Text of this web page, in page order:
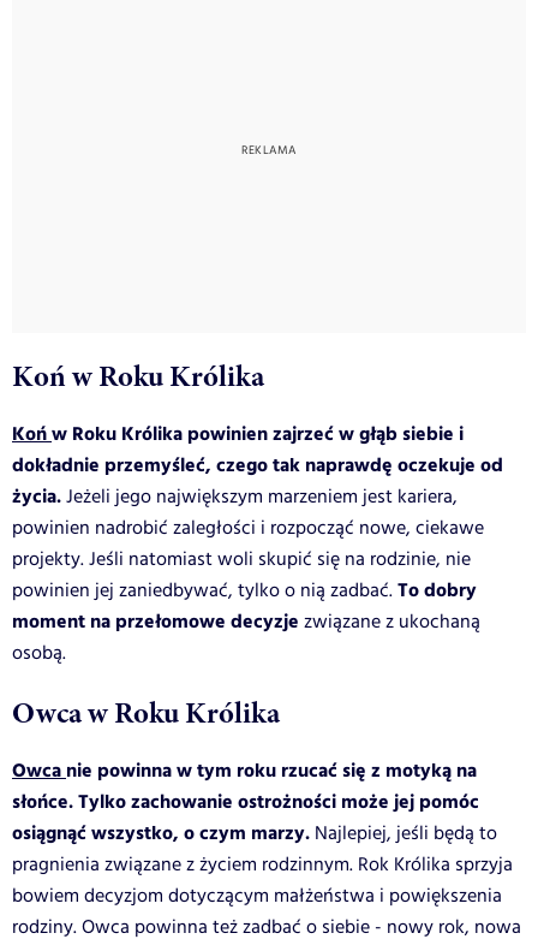
Koń w Roku Królika
Końw Roku Królika powinien zajrzeć w głąb siebie i
dokładnie przemyśleć, czego tak naprawdę oczekuje od
życia.Jeżeli jego największym marzeniem jest kariera,
powinien nadrobić zaległości i rozpocząć nowe, ciekawe
projekty. Jeśli natomiast woli skupić się na rodzinie, nie
powinien jej zaniedbywać, tylko o nią zadbać.To dobry
moment na przełomowe decyzje związane z ukochaną
osobą.
Owca w Roku Królika
Owcanie powinna w tym roku rzucać się z motyką na
słońce. Tylko zachowanie ostrożności może jej pomóc
osiągnąć wszystko, o czym marzy. Najlepiej, jeśli będą to
pragnienia związane z życiem rodzinnym. Rok Królika sprzyja
bowiem decyzjom dotyczącym małżeństwa i powiększenia
rodziny. Owca powinna też zadbać o siebie - nowy rok, nowa